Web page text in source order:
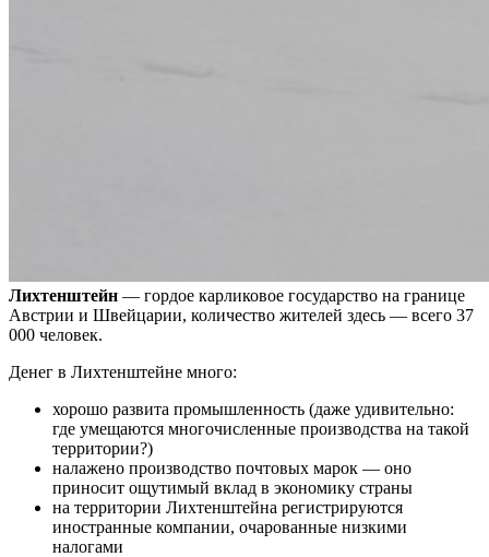
Лихтенштейн — гордое карликовое государство на границе
Австрии и Швейцарии, количество жителей здесь — всего 37
000 человек.
Денег в Лихтенштейне много:
хорошо развита промышленность (даже удивительно:
где умещаются многочисленные производства на такой
территории?)
налажено производство почтовых марок — оно
приносит ощутимый вклад в экономику страны
на территории Лихтенштейна регистрируются
иностранные компании, очарованные низкими
налогами